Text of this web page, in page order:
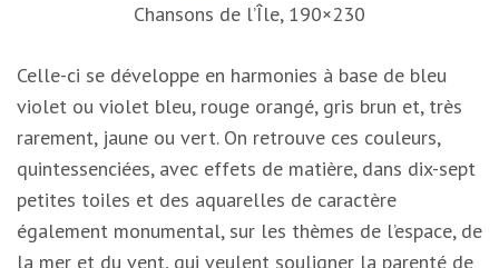
Chansons de l’Île, 190×230
Celle-ci se développe en harmonies à base de bleu
violet ou violet bleu, rouge orangé, gris brun et, très
rarement, jaune ou vert. On retrouve ces couleurs,
quintessenciées, avec effets de matière, dans dix-sept
petites toiles et des aquarelles de caractère
également monumental, sur les thèmes de l’espace, de
la mer et du vent, qui veulent souligner la parenté de